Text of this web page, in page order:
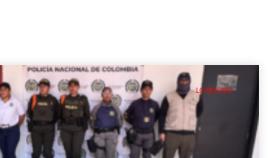
LO BUENO